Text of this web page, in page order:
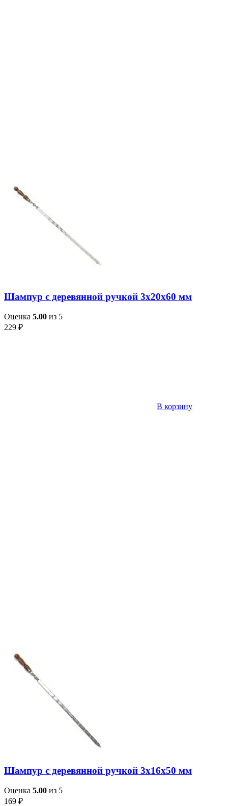
Шампур с деревянной ручкой 3х20х60 мм
Оценка 5.00 из 5
229 ₽
В корзину
Шампур с деревянной ручкой 3х16х50 мм
Оценка 5.00 из 5
169 ₽